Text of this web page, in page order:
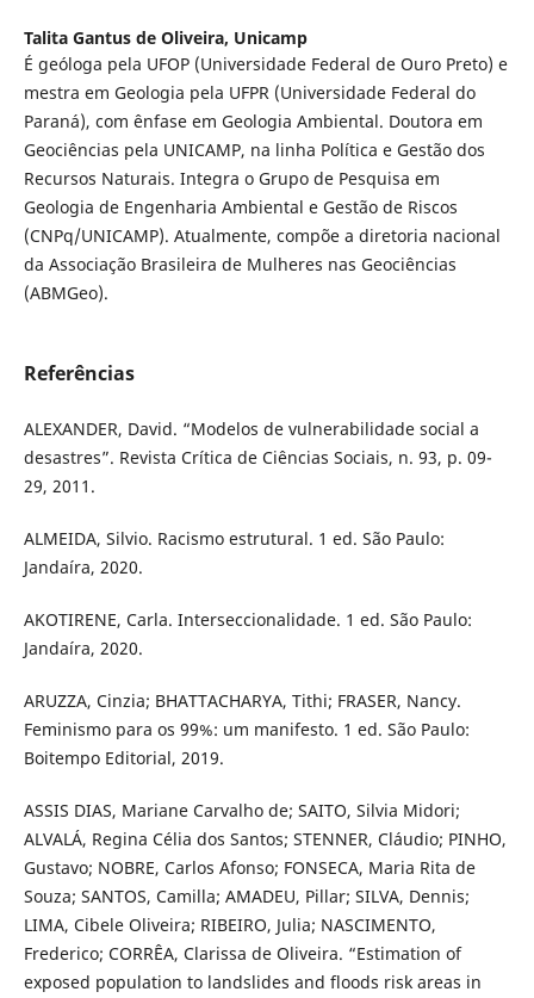
Talita Gantus de Oliveira, Unicamp
É geóloga pela UFOP (Universidade Federal de Ouro Preto) e
mestra em Geologia pela UFPR (Universidade Federal do
Paraná), com ênfase em Geologia Ambiental. Doutora em
Geociências pela UNICAMP, na linha Política e Gestão dos
Recursos Naturais. Integra o Grupo de Pesquisa em
Geologia de Engenharia Ambiental e Gestão de Riscos
(CNPq/UNICAMP). Atualmente, compõe a diretoria nacional
da Associação Brasileira de Mulheres nas Geociências
(ABMGeo).
Referências
ALEXANDER, David. “Modelos de vulnerabilidade social a
desastres”. Revista Crítica de Ciências Sociais, n. 93, p. 09-
29, 2011.
ALMEIDA, Silvio. Racismo estrutural. 1 ed. São Paulo:
Jandaíra, 2020.
AKOTIRENE, Carla. Interseccionalidade. 1 ed. São Paulo:
Jandaíra, 2020.
ARUZZA, Cinzia; BHATTACHARYA, Tithi; FRASER, Nancy.
Feminismo para os 99%: um manifesto. 1 ed. São Paulo:
Boitempo Editorial, 2019.
ASSIS DIAS, Mariane Carvalho de; SAITO, Silvia Midori;
ALVALÁ, Regina Célia dos Santos; STENNER, Cláudio; PINHO,
Gustavo; NOBRE, Carlos Afonso; FONSECA, Maria Rita de
Souza; SANTOS, Camilla; AMADEU, Pillar; SILVA, Dennis;
LIMA, Cibele Oliveira; RIBEIRO, Julia; NASCIMENTO,
Frederico; CORRÊA, Clarissa de Oliveira. “Estimation of
exposed population to landslides and floods risk areas in